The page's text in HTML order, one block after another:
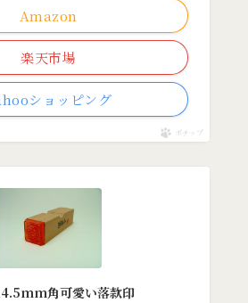
Amazon
楽天市場
ショッピング
ポチップ
角可愛い落款印